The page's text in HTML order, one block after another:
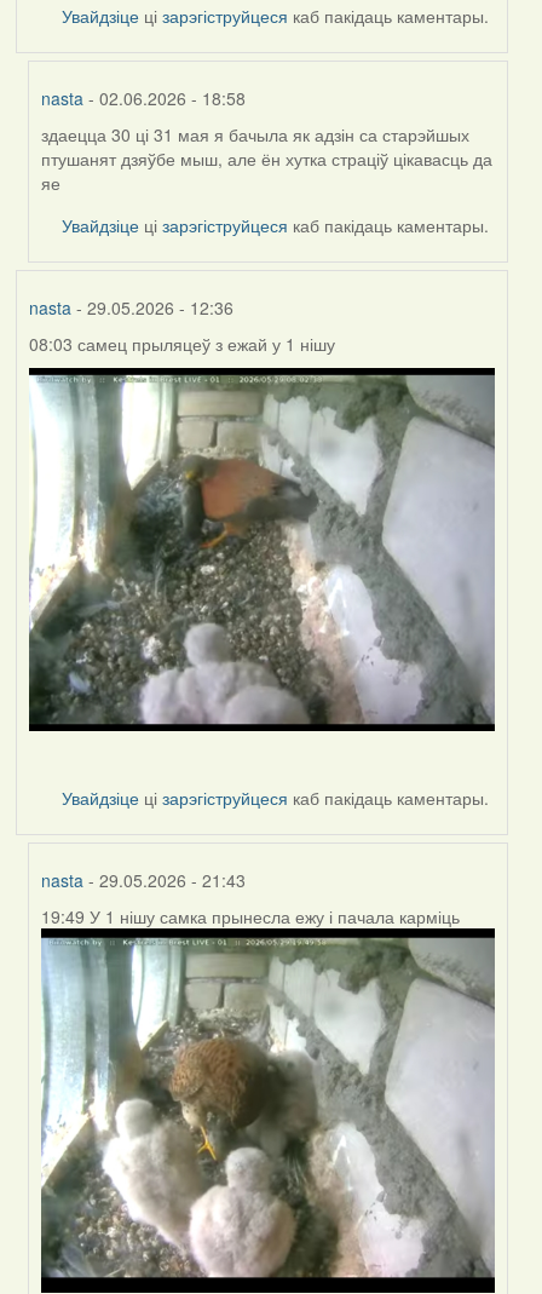
Увайдзіце цізарэгіструйцеся каб пакідаць каментары.
nasta - 02.06.2026 - 18:58
In
reply
to
здаецца 30 ці 31 мая я бачыла як адзін са старэйшых
птушанят дзяўбе мыш, але ён хутка страціў цікавасць да
яе
Увайдзіце цізарэгіструйцеся каб пакідаць каментары.
nasta - 29.05.2026 - 12:36
08:03 самец прыляцеў з ежай у 1 нішу
Увайдзіце цізарэгіструйцеся каб пакідаць каментары.
nasta - 29.05.2026 - 21:43
In
reply
by
nasta
19:49 У 1 нішу самка прынесла ежу і пачала карміць